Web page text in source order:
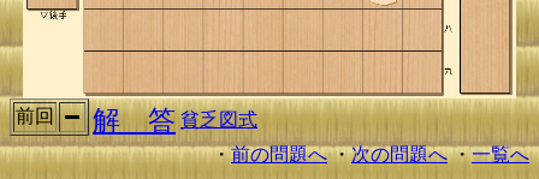
前回 解 答 貧乏図式
・前の問題へ・次の問題へ・一覧へ